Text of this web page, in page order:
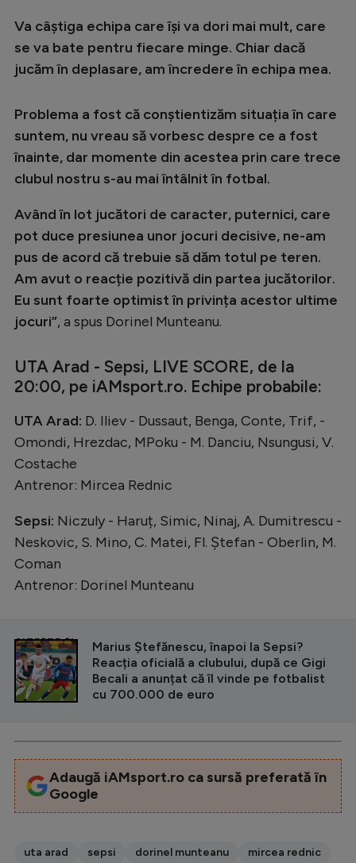
Va câștiga echipa care își va dori mai mult, care
se va bate pentru fiecare minge. Chiar dacă
jucăm în deplasare, am încredere în echipa mea.
Problema a fost că conștientizăm situația în care
suntem, nu vreau să vorbesc despre ce a fost
înainte, dar momente din acestea prin care trece
clubul nostru s-au mai întâlnit în fotbal.
Având în lot jucători de caracter, puternici, care
pot duce presiunea unor jocuri decisive, ne-am
pus de acord că trebuie să dăm totul pe teren.
Am avut o reacție pozitivă din partea jucătorilor.
Eu sunt foarte optimist în privința acestor ultime
jocuri”, a spus Dorinel Munteanu.
UTA Arad - Sepsi, LIVE SCORE, de la
20:00, pe iAMsport.ro. Echipe probabile:
UTA Arad: D. Iliev - Dussaut, Benga, Conte, Trif, -
Omondi, Hrezdac, MPoku - M. Danciu, Nsungusi, V.
Costache
Antrenor: Mircea Rednic
Sepsi: Niczuly - Haruț, Simic, Ninaj, A. Dumitrescu -
Neskovic, S. Mino, C. Matei, Fl. Ștefan - Oberlin, M.
Coman
Antrenor: Dorinel Munteanu
CITEȘTE ȘI
Marius Ștefănescu, înapoi la Sepsi?
Reacția oficială a clubului, după ce Gigi
Becali a anunțat că îl vinde pe fotbalist
cu 700.000 de euro
Adaugă iAMsport.ro ca sursă preferată în
Google
uta arad sepsi dorinel munteanu
mircea rednic